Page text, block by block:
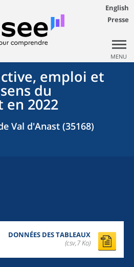
English
Presse
MENU
emploi et
du
en 2022
Val d'Anast (35168)
DONNÉES DES TABLEAUX
(csv,7 Ko)